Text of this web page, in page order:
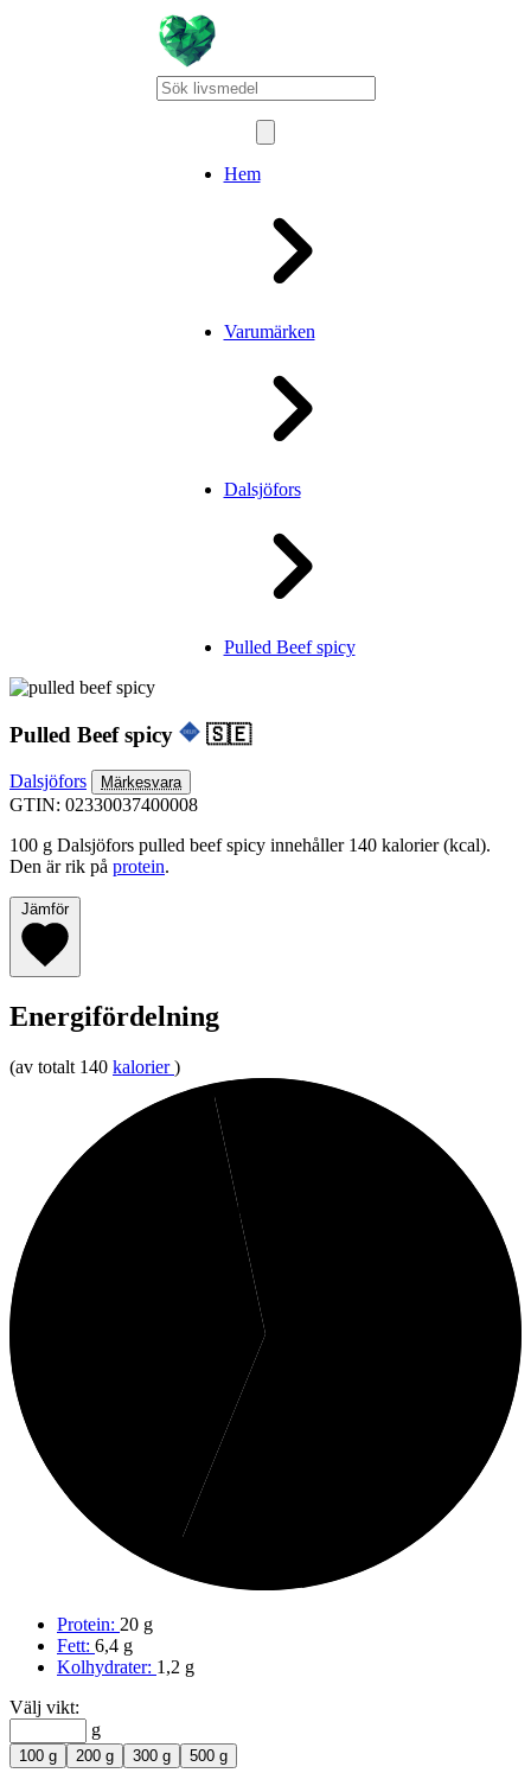
Hem
Varumärken
Dalsjöfors
Pulled Beef spicy
Pulled Beef spicy 🇸🇪
Dalsjöfors Märkesvara
GTIN: 02330037400008
100 g Dalsjöfors pulled beef spicy innehåller 140 kalorier (kcal).
Den är rik på protein.
Jämför
Energifördelning
(av totalt 140 kalorier )
Kolhydrater
Protein: 20 g
Fett: 6,4 g
Kolhydrater: 1,2 g
Välj vikt:
g
100 g 200 g 300 g 500 g